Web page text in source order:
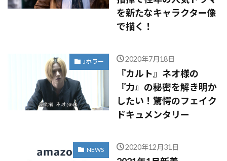
を新たなキャラクター像
で描く！
Jホラー 2020年7月18日
『カルト』ネオ様の
『力』の秘密を解き明か
したい！驚愕のフェイク
ドキュメンタリー
NEWS 2020年12月31日